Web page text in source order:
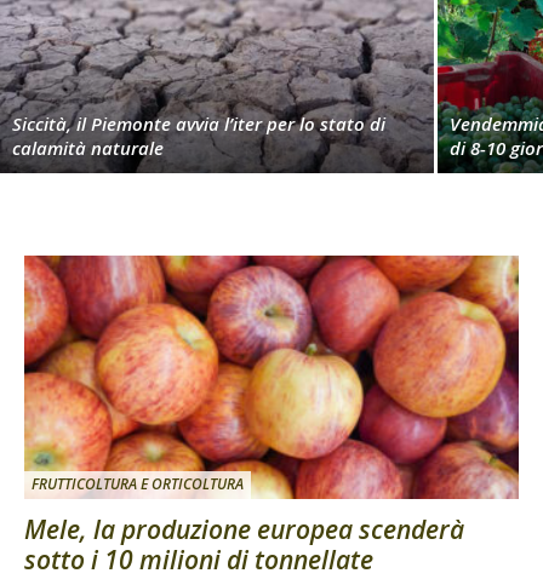
Siccità, il Piemonte avvia l’iter per lo stato di
calamità naturale
di 8-10
FRUTTICOLTURA E ORTICOLTURA
Mele, la produzione europea scenderà
sotto i 10 milioni di tonnellate